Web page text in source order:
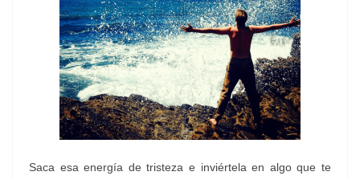
Saca esa energía de tristeza e inviértela en algo que te